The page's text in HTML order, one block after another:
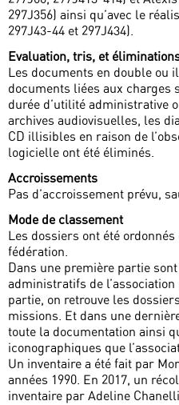
297J356) ainsi qu’avec le
297J43-44 et 297J434).
Evaluation, tris, et
Les documents en double ou
documents liées aux charges
durée d’utilité administrative
archives audiovisuelles, les
CD illisibles en raison de
logicielle ont été éliminés.
Accroissements
Pas d’accroissement prévu,
Mode de classement
Les dossiers ont été
fédération.
Dans une première partie
administratifs de
partie, on retrouve les
missions. Et dans une
toute la documentation ainsi
iconographiques que
Un inventaire a été fait par
années 1990. En 2017, un
inventaire par Adeline